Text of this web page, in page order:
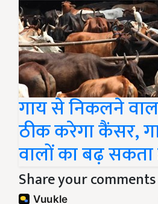
गाय से निकलने
ठीक करेगा कैंसर,
वालों का बढ़
Share your comments